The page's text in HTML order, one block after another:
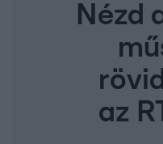
Nézd
az